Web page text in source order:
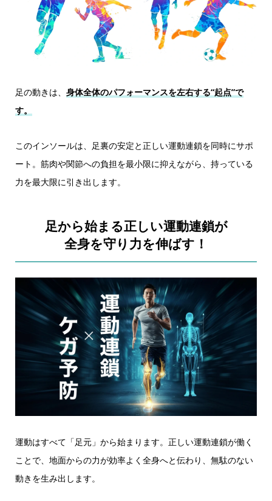
足の動きは、 身体全体のパフォーマンスを左右する“起点”で
す。
このインソールは、足裏の安定と正しい運動連鎖を同時にサポ
ート。筋肉や関節への負担を最小限に抑えながら、持っている
力を最大限に引き出します。
足から始まる正しい運動連鎖が
全身を守り力を伸ばす！
運動はすべて「足元」から始まります。正しい運動連鎖が働く
ことで、地面からの力が効率よく全身へと伝わり、無駄のない
動きを生み出します。